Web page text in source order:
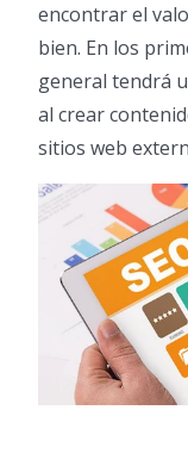
encontrar el
bien. En los
general tendrá
al crear
sitios web